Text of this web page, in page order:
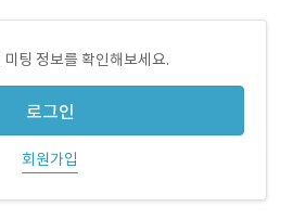
팅 정보를 확인해보세요.
로그인
회원가입